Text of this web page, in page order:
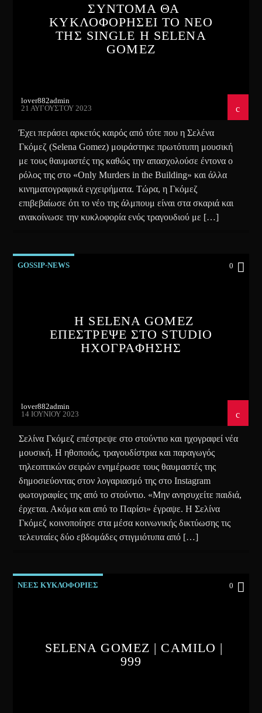
ΣΥΝΤΟΜΑ ΘΑ
ΚΥΚΛΟΦΟΡΗΣΕΙ ΤΟ ΝΕΟ
ΤΗΣ SINGLE Η SELENA
GOMEZ
lover882admin
21 ΑΥΓΟΎΣΤΟΥ 2023
Έχει περάσει αρκετός καιρός από τότε που η Σελένα
Γκόμεζ (Selena Gomez) μοιράστηκε πρωτότυπη μουσική
με τους θαυμαστές της καθώς την απασχολούσε έντονα ο
ρόλος της στο «Only Murders in the Building» και άλλα
κινηματογραφικά εγχειρήματα. Τώρα, η Γκόμεζ
επιβεβαίωσε ότι το νέο της άλμπουμ είναι στα σκαριά και
ανακοίνωσε την κυκλοφορία ενός τραγουδιού με […]
GOSSIP-NEWS 0
Η SELENA GOMEZ
ΕΠΕΣΤΡΕΨΕ ΣΤΟ STUDIO
ΗΧΟΓΡΑΦΗΣΗΣ
lover882admin
14 ΙΟΥΝΊΟΥ 2023
Σελίνα Γκόμεζ επέστρεψε στο στούντιο και ηχογραφεί νέα
μουσική. Η ηθοποιός, τραγουδίστρια και παραγωγός
τηλεοπτικών σειρών ενημέρωσε τους θαυμαστές της
δημοσιεύοντας στον λογαριασμό της στο Instagram
φωτογραφίες της από το στούντιο. «Μην ανησυχείτε παιδιά,
έρχεται. Ακόμα και από το Παρίσι» έγραψε. Η Σελίνα
Γκόμεζ κοινοποίησε στα μέσα κοινωνικής δικτύωσης τις
τελευταίες δύο εβδομάδες στιγμιότυπα από […]
ΝΕΕΣ ΚΥΚΛΟΦΟΡΙΕΣ 0
SELENA GOMEZ | CAMILO |
999